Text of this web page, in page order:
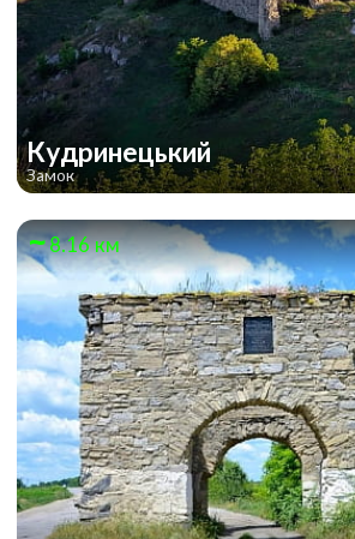
Кудринецький
Замок
8.16 км